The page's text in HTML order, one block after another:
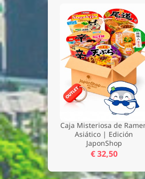
Caja Misteriosa de
Asiático | Edición
JaponShop
€ 32,50